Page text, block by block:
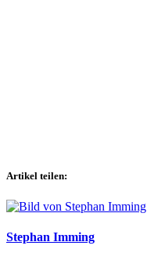
Artikel teilen:
Stephan Imming